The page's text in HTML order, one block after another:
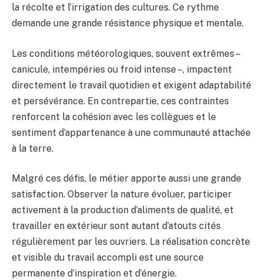
la récolte et l’irrigation des cultures. Ce rythme
demande une grande résistance physique et mentale.
Les conditions météorologiques, souvent extrêmes –
canicule, intempéries ou froid intense –, impactent
directement le travail quotidien et exigent adaptabilité
et persévérance. En contrepartie, ces contraintes
renforcent la cohésion avec les collègues et le
sentiment d’appartenance à une communauté attachée
à la terre.
Malgré ces défis, le métier apporte aussi une grande
satisfaction. Observer la nature évoluer, participer
activement à la production d’aliments de qualité, et
travailler en extérieur sont autant d’atouts cités
régulièrement par les ouvriers. La réalisation concrète
et visible du travail accompli est une source
permanente d’inspiration et d’énergie.